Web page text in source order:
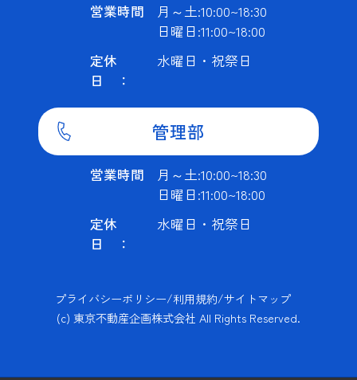
営業時間
月～土:10:00~18:30
日曜日:11:00~18:00
定休
日 ：
水曜日・祝祭日
管理部
営業時間
月～土:10:00~18:30
日曜日:11:00~18:00
定休
日 ：
水曜日・祝祭日
プライバシーポリシー/利用規約/サイトマップ
(c) 東京不動産企画株式会社 All Rights Reserved.